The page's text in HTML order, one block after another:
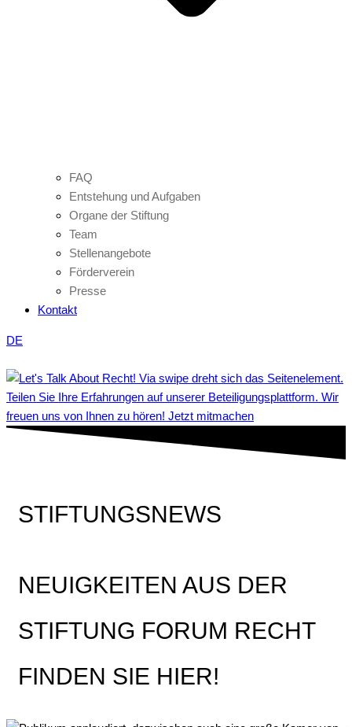
FAQ
Entstehung und Aufgaben
Organe der Stiftung
Team
Stellenangebote
Förderverein
Presse
Kontakt
DE
Teilen Sie Ihre Erfahrungen auf unserer Beteiligungsplattform. Wir
freuen uns von Ihnen zu hören! Jetzt mitmachen
STIFTUNGSNEWS
NEUIGKEITEN AUS DER
STIFTUNG FORUM RECHT
FINDEN SIE HIER!